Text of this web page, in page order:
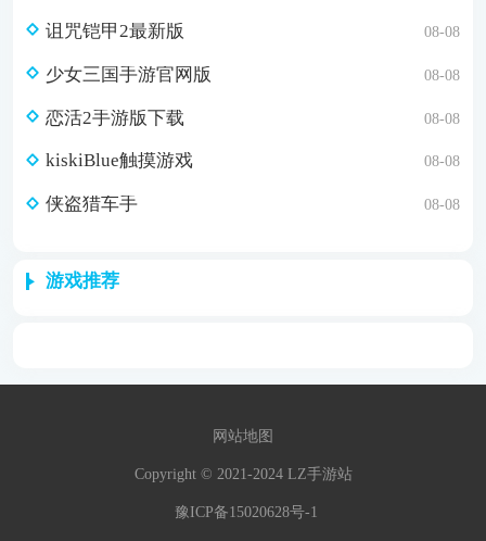
诅咒铠甲2最新版 08-08
少女三国手游官网版 08-08
恋活2手游版下载 08-08
kiskiBlue触摸游戏 08-08
侠盗猎车手 08-08
游戏推荐
网站地图
Copyright © 2021-2024 LZ手游站
豫ICP备15020628号-1